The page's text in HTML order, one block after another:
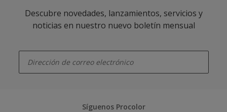
Descubre novedades, lanzamientos, servicios y
noticias en nuestro nuevo boletín mensual
Síguenos Procolor